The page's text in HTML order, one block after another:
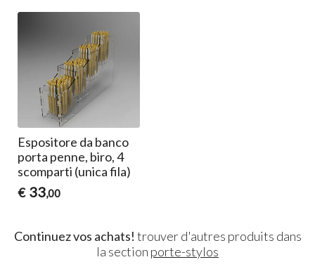
Espositore da banco
porta penne, biro, 4
scomparti (unica fila)
€ 33,00
Continuez vos achats! trouver d'autres produits dans
la section porte-stylos